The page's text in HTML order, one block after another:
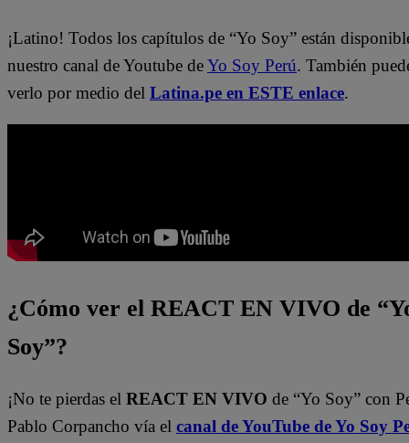
¡Latino! Todos los capítulos de “Yo Soy” están
nuestro canal de Youtube deYo Soy Perú. También
verlo por medio del Latina.pe en ESTE enlace.
¿Cómo ver el REACT EN VIVO de
Soy”?
¡No te pierdas el REACT EN VIVO de “Yo Soy” con
Pablo Corpancho vía el canal de YouTube de Yo Soy